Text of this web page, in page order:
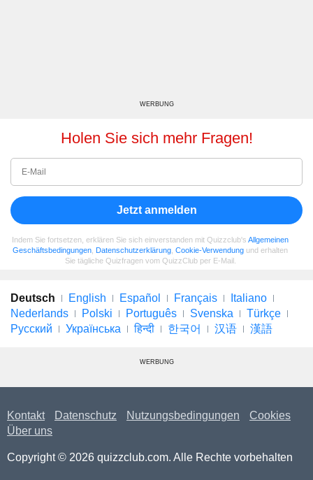
WERBUNG
Holen Sie sich mehr Fragen!
Jetzt anmelden
Indem Sie fortsetzen, erklären Sie sich einverstanden mit Quizzclub's Allgemeinen
Geschäftsbedingungen Datenschutzerklärung Cookie-Verwendung und erhalten
Sie tägliche Quizfragen vom QuizzClub per E-Mail.
Deutsch English Español Français
Italiano
Nederlands
Polski Português Svenska
Türkçe
Русский
Українська हिन्दी 한국어 汉语 漢語
WERBUNG
Kontakt Datenschutz Nutzungsbedingungen
Cookies
Über uns
Copyright © 2026 quizzclub.com. Alle Rechte vorbehalten